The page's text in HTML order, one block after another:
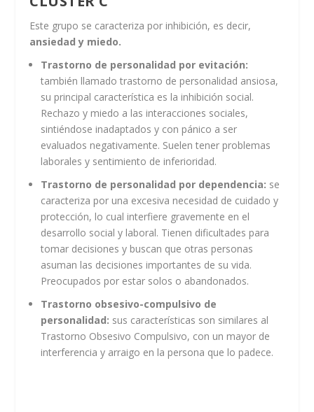
Este grupo se caracteriza por inhibición, es decir,
ansiedad y miedo.
Trastorno de personalidad por evitación:
también llamado trastorno de personalidad ansiosa,
su principal característica es la inhibición social.
Rechazo y miedo a las interacciones sociales,
sintiéndose inadaptados y con pánico a ser
evaluados negativamente. Suelen tener problemas
laborales y sentimiento de inferioridad.
Trastorno de personalidad por dependencia: se
caracteriza por una excesiva necesidad de cuidado y
protección, lo cual interfiere gravemente en el
desarrollo social y laboral. Tienen dificultades para
tomar decisiones y buscan que otras personas
asuman las decisiones importantes de su vida.
Preocupados por estar solos o abandonados.
Trastorno obsesivo-compulsivo de
personalidad: sus características son similares al
Trastorno Obsesivo Compulsivo, con un mayor de
interferencia y arraigo en la persona que lo padece.